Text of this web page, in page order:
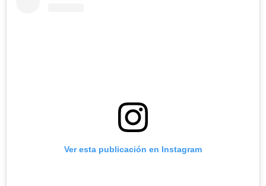
Ver esta publicación en Instagram